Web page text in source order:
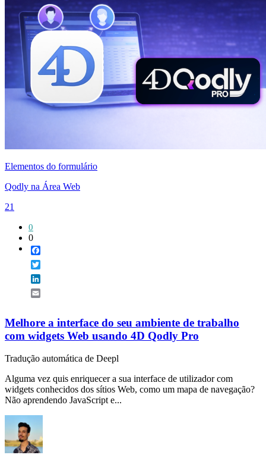
Elementos do formulário
Qodly na Área Web
21
0
0
Melhore a interface do seu ambiente de trabalho
com widgets Web usando 4D Qodly Pro
Tradução automática de Deepl
Alguma vez quis enriquecer a sua interface de utilizador com
widgets conhecidos dos sítios Web, como um mapa de navegação?
Não aprendendo JavaScript e...